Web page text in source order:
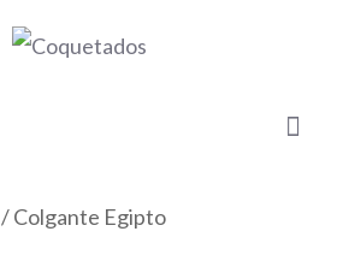
/ Colgante Egipto